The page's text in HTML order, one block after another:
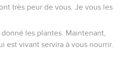
très peur de vous. Je vous les
les plantes. Maintenant,
est vivant servira à vous nourrir.